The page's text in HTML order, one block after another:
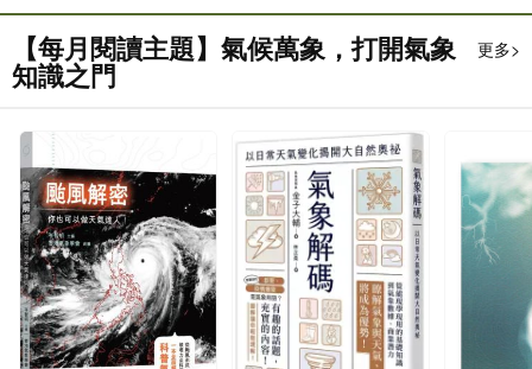
【每月閱讀主題】氣候萬象，打開氣象
知識之門
更多>